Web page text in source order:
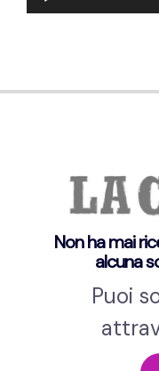
audio
Non ha mai
alcuna
Puoi